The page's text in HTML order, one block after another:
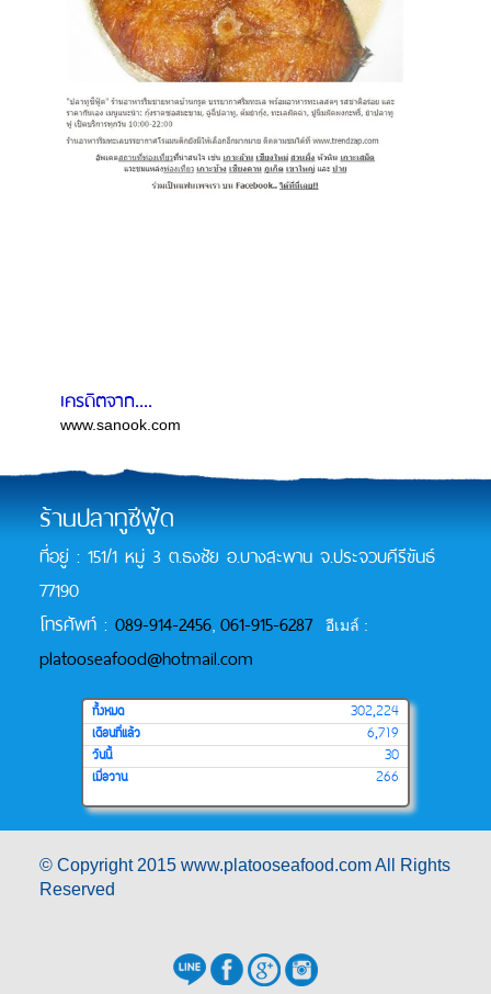
เครดิตจาก....
www.sanook.com
ร้านปลาทูซีฟู้ด
ที่อยู่ : 151/1 หมู่ 3 ต.ธงชัย อ.บางสะพาน จ.ประจวบคีรีขันธ์
77190
โทรศัพท์ : 089-914-2456 061-915-6287อีเมล์ :
platooseafood@hotmail.com
ทั้งหมด
302,224
เดือนที่แล้ว
6,719
วันนี้
30
เมื่อวาน
266
© Copyright 2015 www.platooseafood.com All Rights
Reserved